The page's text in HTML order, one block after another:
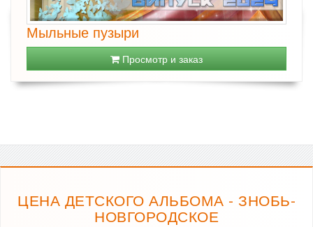
Мыльные пузыри
Просмотр и заказ
ЦЕНА ДЕТСКОГО АЛЬБОМА - ЗНОБЬ-
НОВГОРОДСКОЕ